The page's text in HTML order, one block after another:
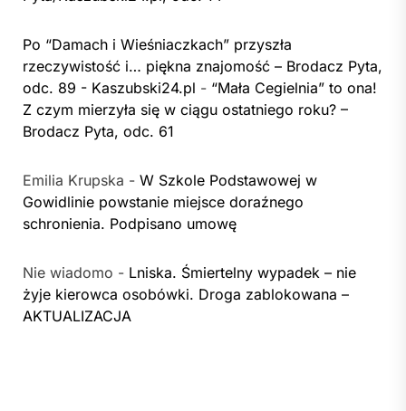
Po “Damach i Wieśniaczkach” przyszła
rzeczywistość i… piękna znajomość – Brodacz Pyta,
odc. 89 - Kaszubski24.pl - “Mała Cegielnia” to ona!
Z czym mierzyła się w ciągu ostatniego roku? –
Brodacz Pyta, odc. 61
Emilia Krupska - W Szkole Podstawowej w
Gowidlinie powstanie miejsce doraźnego
schronienia. Podpisano umowę
Nie wiadomo - Lniska. Śmiertelny wypadek – nie
żyje kierowca osobówki. Droga zablokowana –
AKTUALIZACJA